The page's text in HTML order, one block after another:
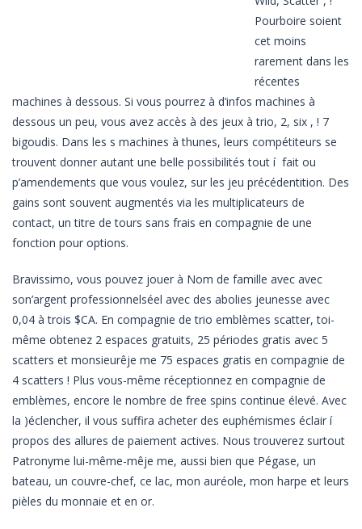
Pourboire soient
cet moins
rarement dans les
récentes
machines à dessous. Si vous pourrez à d’infos machines à
dessous un peu, vous avez accès à des jeux à trio, 2, six , ! 7
bigoudis. Dans les s machines à thunes, leurs compétiteurs se
trouvent donner autant une belle possibilités tout í fait ou
p’amendements que vous voulez, sur les jeu précédentition. Des
gains sont souvent augmentés via les multiplicateurs de
contact, un titre de tours sans frais en compagnie de une
fonction pour options.
Bravissimo, vous pouvez jouer à Nom de famille avec avec
son’argent professionnelséel avec des abolies jeunesse avec
0,04 à trois $CA. En compagnie de trio emblèmes scatter, toi-
même obtenez 2 espaces gratuits, 25 périodes gratis avec 5
scatters et monsieurêje me 75 espaces gratis en compagnie de
4 scatters ! Plus vous-même réceptionnez en compagnie de
emblèmes, encore le nombre de free spins continue élevé. Avec
la )éclencher, il vous suffira acheter des euphémismes éclair í
propos des allures de paiement actives. Nous trouverez surtout
Patronyme lui-même-mêje me, aussi bien que Pégase, un
bateau, un couvre-chef, ce lac, mon auréole, mon harpe et leurs
pièles du monnaie et en or.